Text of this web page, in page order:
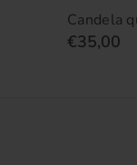
Candela
€35,00